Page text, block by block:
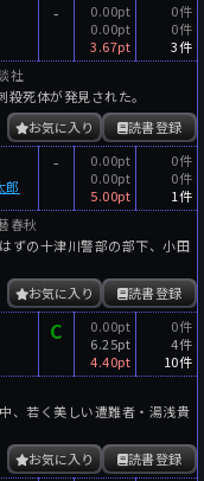
-
0.00pt
0.00pt
3.67pt
0件
0件
3件
社
死体が発見された。
読書登録
お気に入り
郎
-
0.00pt
0.00pt
5.00pt
0件
0件
1件
春秋
ずの十津川警部の部下、小田
読書登録
お気に入り
C
0.00pt
6.25pt
4.40pt
0件
4件
10件
、若く美しい遭難者・湯浅貴
読書登録
お気に入り